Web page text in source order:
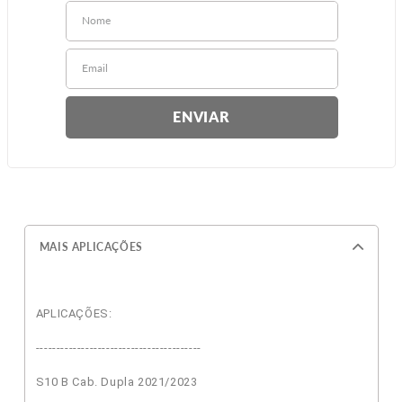
ENVIAR
MAIS APLICAÇÕES
APLICAÇÕES:
----------------------------------------
S10 B Cab. Dupla 2021/2023